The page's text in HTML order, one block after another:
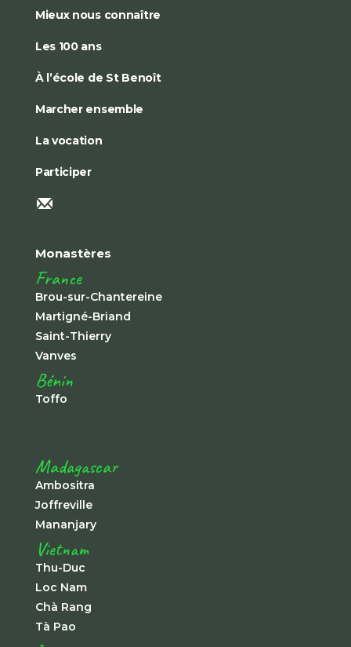
Mieux nous connaître
Les 100 ans
À l’école de St Benoît
Marcher ensemble
La vocation
Participer
Monastères
France
Brou-sur-Chantereine
Martigné-Briand
Saint-Thierry
Vanves
Bénin
Toffo
Madagascar
Ambositra
Joffreville
Mananjary
Vietnam
Thu-Duc
Loc Nam
Chà Rang
Tà Pao